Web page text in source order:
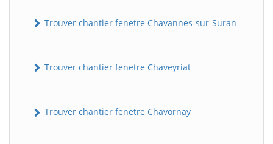
Trouver chantier fenetre Chavannes-sur-Suran
Trouver chantier fenetre Chaveyriat
Trouver chantier fenetre Chavornay